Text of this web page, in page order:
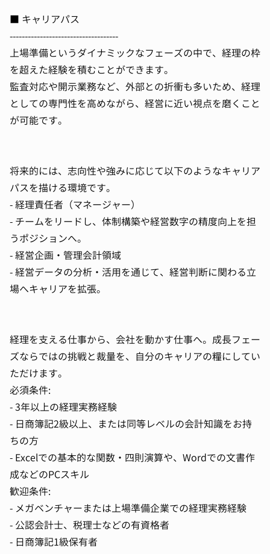
■ キャリアパス
------------------------------------
上場準備というダイナミックなフェーズの中で、経理の枠
を超えた経験を積むことができます。
監査対応や開示業務など、外部との折衝も多いため、経理
としての専門性を高めながら、経営に近い視点を磨くこと
が可能です。
将来的には、志向性や強みに応じて以下のようなキャリア
パスを描ける環境です。
- 経理責任者（マネージャー）
- チームをリードし、体制構築や経営数字の精度向上を担
うポジションへ。
- 経営企画・管理会計領域
- 経営データの分析・活用を通じて、経営判断に関わる立
場へキャリアを拡張。
経理を支える仕事から、会社を動かす仕事へ。成長フェー
ズならではの挑戦と裁量を、自分のキャリアの糧にしてい
ただけます。
必須条件:
- 3年以上の経理実務経験
- 日商簿記2級以上、または同等レベルの会計知識をお持
ちの方
- Excelでの基本的な関数・四則演算や、Wordでの文書作
成などのPCスキル
歓迎条件:
- メガベンチャーまたは上場準備企業での経理実務経験
- 公認会計士、税理士などの有資格者
- 日商簿記1級保有者